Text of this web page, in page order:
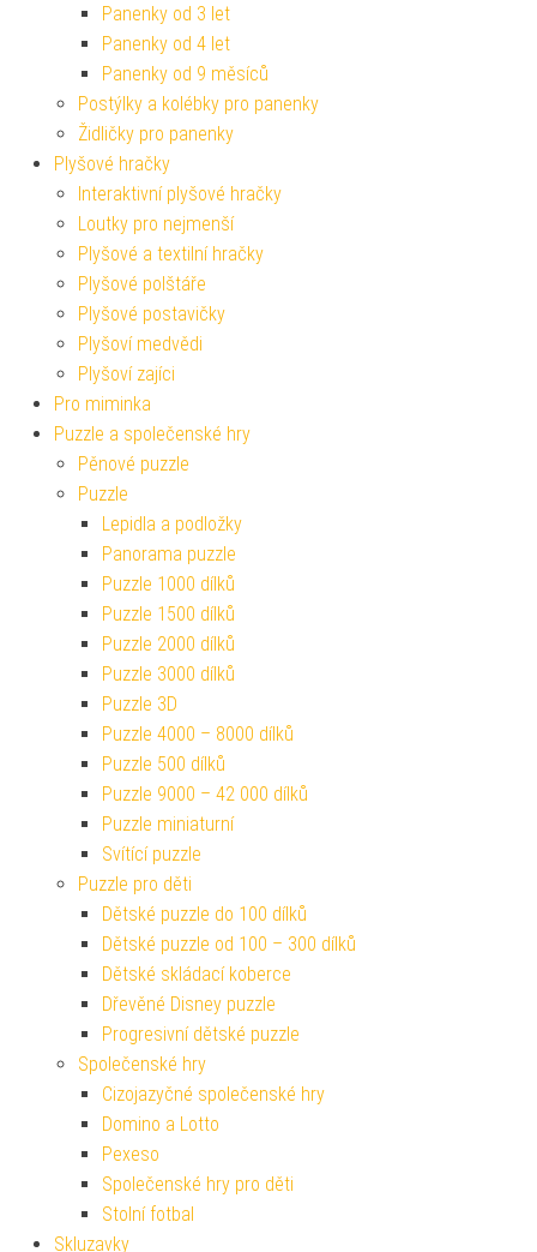
Panenky od 3 let
Panenky od 4 let
Panenky od 9 měsíců
Postýlky a kolébky pro panenky
Židličky pro panenky
Plyšové hračky
Interaktivní plyšové hračky
Loutky pro nejmenší
Plyšové a textilní hračky
Plyšové polštáře
Plyšové postavičky
Plyšoví medvědi
Plyšoví zajíci
Pro miminka
Puzzle a společenské hry
Pěnové puzzle
Puzzle
Lepidla a podložky
Panorama puzzle
Puzzle 1000 dílků
Puzzle 1500 dílků
Puzzle 2000 dílků
Puzzle 3000 dílků
Puzzle 3D
Puzzle 4000 – 8000 dílků
Puzzle 500 dílků
Puzzle 9000 – 42 000 dílků
Puzzle miniaturní
Svítící puzzle
Puzzle pro děti
Dětské puzzle do 100 dílků
Dětské puzzle od 100 – 300 dílků
Dětské skládací koberce
Dřevěné Disney puzzle
Progresivní dětské puzzle
Společenské hry
Cizojazyčné společenské hry
Domino a Lotto
Pexeso
Společenské hry pro děti
Stolní fotbal
Skluzavky